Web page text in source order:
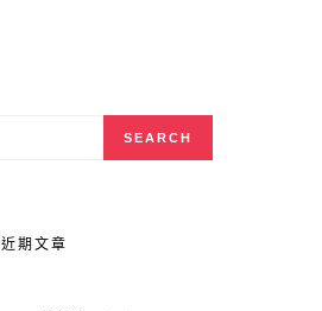
SEARCH
近期文章